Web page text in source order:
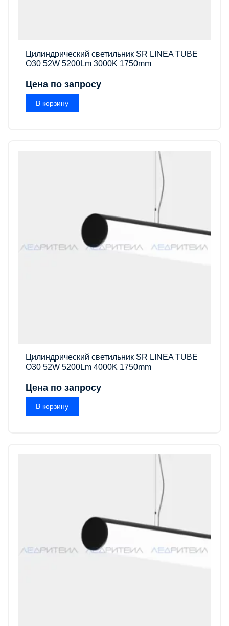
Цилиндрический светильник SR LINEA TUBE
O30 52W 5200Lm 3000K 1750mm
Цена по запросу
В корзину
Цилиндрический светильник SR LINEA TUBE
O30 52W 5200Lm 4000K 1750mm
Цена по запросу
В корзину